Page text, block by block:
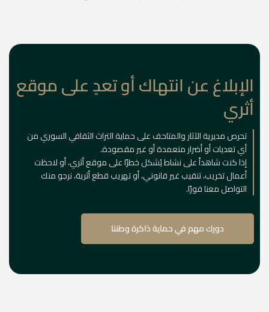
الإبلاغ عن انتهاك أو تعدٍ على موقع
أثري
تحرص مديرية الآثار والمتاحف على حماية التراث الثقافي السوري من
أي تعديات أو أضرار متعمدة أو غير مقصودة.
إذا كنت شاهداً على نشاط يُشكل خطرًا على موقع أثري، أو لاحظت
أعمال تخريب، تنقيب غير قانوني، أو تهريب قطع أثرية، نرجو منك
التواصل معنا فورًا.
دورك مهم في حماية ذاكرة وطننا